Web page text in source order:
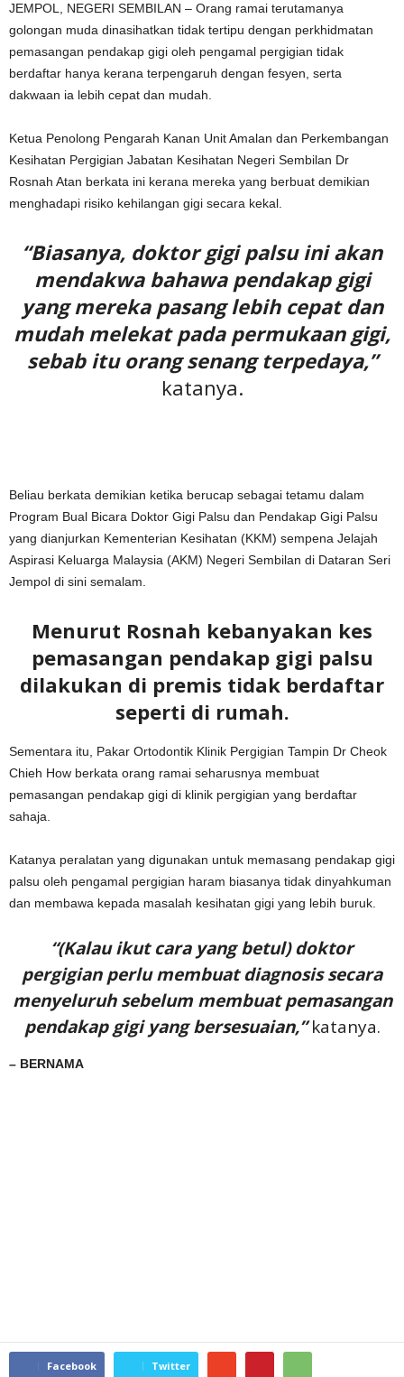
JEMPOL, NEGERI SEMBILAN – Orang ramai terutamanya
golongan muda dinasihatkan tidak tertipu dengan perkhidmatan
pemasangan pendakap gigi oleh pengamal pergigian tidak
berdaftar hanya kerana terpengaruh dengan fesyen, serta
dakwaan ia lebih cepat dan mudah.
Ketua Penolong Pengarah Kanan Unit Amalan dan Perkembangan
Kesihatan Pergigian Jabatan Kesihatan Negeri Sembilan Dr
Rosnah Atan berkata ini kerana mereka yang berbuat demikian
menghadapi risiko kehilangan gigi secara kekal.
“Biasanya, doktor gigi palsu ini akan
mendakwa bahawa pendakap gigi
yang mereka pasang lebih cepat dan
mudah melekat pada permukaan gigi,
sebab itu orang senang terpedaya,”
katanya.
Beliau berkata demikian ketika berucap sebagai tetamu dalam
Program Bual Bicara Doktor Gigi Palsu dan Pendakap Gigi Palsu
yang dianjurkan Kementerian Kesihatan (KKM) sempena Jelajah
Aspirasi Keluarga Malaysia (AKM) Negeri Sembilan di Dataran Seri
Jempol di sini semalam.
Menurut Rosnah kebanyakan kes
pemasangan pendakap gigi palsu
dilakukan di premis tidak berdaftar
seperti di rumah.
Sementara itu, Pakar Ortodontik Klinik Pergigian Tampin Dr Cheok
Chieh How berkata orang ramai seharusnya membuat
pemasangan pendakap gigi di klinik pergigian yang berdaftar
sahaja.
Katanya peralatan yang digunakan untuk memasang pendakap gigi
palsu oleh pengamal pergigian haram biasanya tidak dinyahkuman
dan membawa kepada masalah kesihatan gigi yang lebih buruk.
“(Kalau ikut cara yang betul) doktor
pergigian perlu membuat diagnosis secara
menyeluruh sebelum membuat pemasangan
pendakap gigi yang bersesuaian,”katanya.
– BERNAMA
Facebook Twitter